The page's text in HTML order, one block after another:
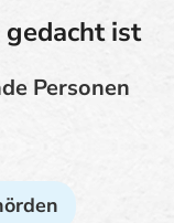
ist
Personen